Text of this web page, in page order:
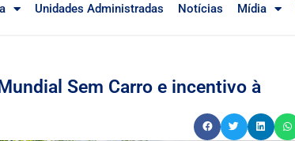
Unidades Administradas Notícias Mídia
Sem Carro e incentivo à